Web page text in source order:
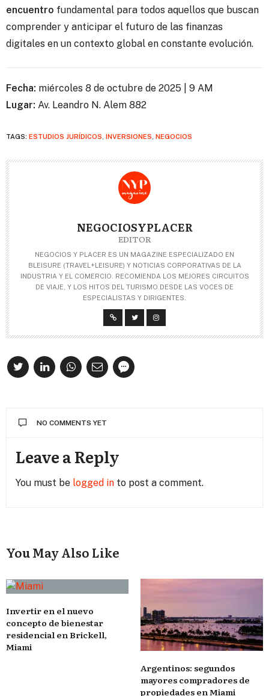
encuentro fundamental para todos aquellos que buscan
comprender y anticipar el futuro de las finanzas
digitales en un contexto global en constante evolución.
Fecha: miércoles 8 de octubre de 2025 | 9 AM
Lugar: Av. Leandro N. Alem 882
TAGS: ESTUDIOS JURÍDICOS INVERSIONES NEGOCIOS
NEGOCIOSYPLACER
EDITOR
NEGOCIOS Y PLACER ES UN MAGAZINE ESPECIALIZADO EN
BLEISURE (TRAVEL+LEISURE) Y NOTICIAS CORPORATIVAS DE LA
INDUSTRIA Y EL COMERCIO. RECOMIENDA LOS MEJORES CIRCUITOS
DE VIAJE, Y LOS HITOS DEL TURISMO DESDE LAS VOCES DE
ESPECIALISTAS Y DIRIGENTES.
NO COMMENTS YET
Leave a Reply
You must be logged in to post a comment.
You May Also Like
Invertir en el nuevo
concepto de bienestar
residencial en Brickell,
Miami
Argentinos: segundos
mayores compradores de
propiedades en Miami